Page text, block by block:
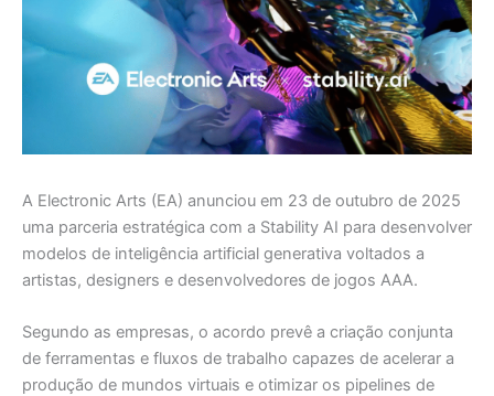
A Electronic Arts (EA) anunciou em 23 de outubro de 2025
uma parceria estratégica com a Stability AI para desenvolver
modelos de inteligência artificial generativa voltados a
artistas, designers e desenvolvedores de jogos AAA.
Segundo as empresas, o acordo prevê a criação conjunta
de ferramentas e fluxos de trabalho capazes de acelerar a
produção de mundos virtuais e otimizar os pipelines de